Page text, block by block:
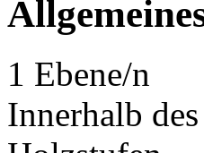
1 Ebene/n
Innerhalb